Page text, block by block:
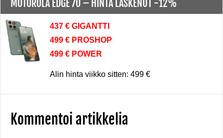
MOTOROLA EDGE 70 – HINTA LASKENUT -12%
437 € GIGANTTI
499 € PROSHOP
499 € POWER
Alin hinta viikko sitten: 499 €
Kommentoi artikkelia